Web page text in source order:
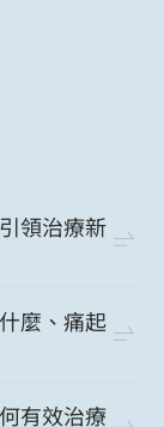
領治療新
麼、痛起
有效治療